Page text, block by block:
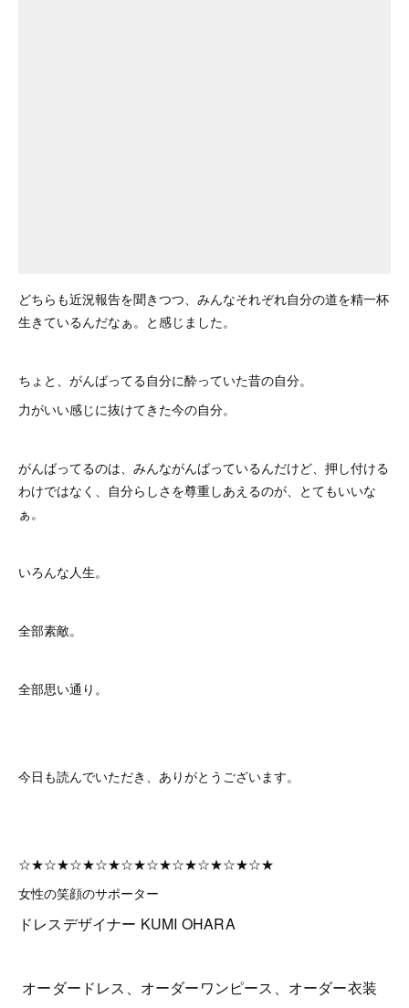
どちらも近況報告を聞きつつ、みんなそれぞれ自分の道を精一杯
生きているんだなぁ。と感じました。
ちょと、がんばってる自分に酔っていた昔の自分。
力がいい感じに抜けてきた今の自分。
がんばってるのは、みんながんばっているんだけど、押し付ける
わけではなく、自分らしさを尊重しあえるのが、とてもいいな
ぁ。
いろんな人生。
全部素敵。
全部思い通り。
今日も読んでいただき、ありがとうございます。
☆★☆★☆★☆★☆★☆★☆★☆★☆★☆★
女性の笑顔のサポーター
ドレスデザイナー KUMI OHARA
オーダードレス、オーダーワンピース、オーダー衣装